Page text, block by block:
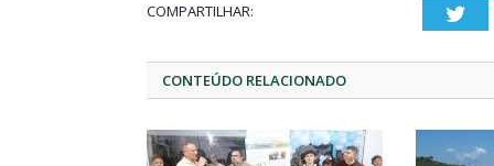
COMPARTILHAR:
CONTEÚDO RELACIONADO